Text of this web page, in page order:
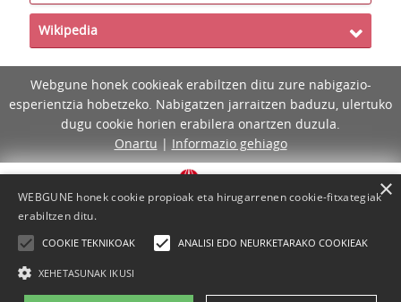
Wikipedia
Webgune honek cookieak erabiltzen ditu zure nabigazio-
esperientzia hobetzeko. Nabigatzen jarraitzen baduzu, ulertuko
dugu cookie horien erabilera onartzen duzula.
Onartu | Informazio gehiago
WEBGUNE honek cookie propioak eta hirugarrenen cookie-fitxategiak
erabiltzen ditu.
COOKIE TEKNIKOAK ANALISI EDO NEURKETARAKO COOKIEAK
XEHETASUNAK IKUSI
×